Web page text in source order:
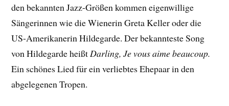
den bekannten Jazz-Größen kommen eigenwillige
Sängerinnen wie die Wienerin Greta Keller oder die
US-Amerikanerin Hildegarde. Der bekannteste Song
von Hildegarde heißt Darling, Je vous aime beaucoup.
Ein schönes Lied für ein verliebtes Ehepaar in den
abgelegenen Tropen.